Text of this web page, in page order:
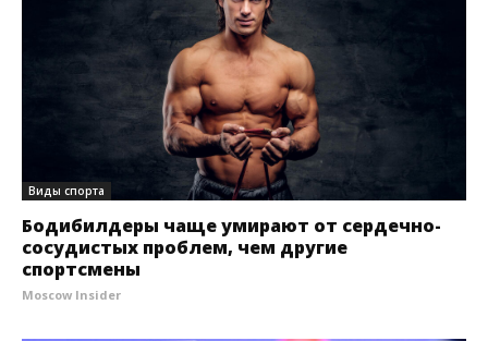
Виды спорта
Бодибилдеры чаще умирают от сердечно-
сосудистых проблем, чем другие
спортсмены
Moscow Insider